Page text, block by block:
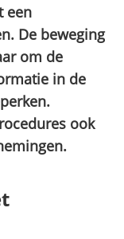
een
De beweging
om de
in de
ook